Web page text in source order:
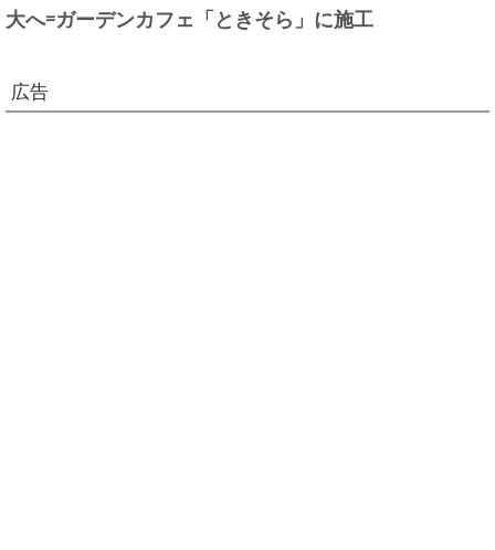
大へ=ガーデンカフェ「ときそら」に施工
広告